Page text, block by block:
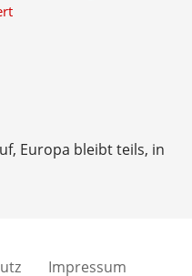
Europa bleibt teils, in
Impressum